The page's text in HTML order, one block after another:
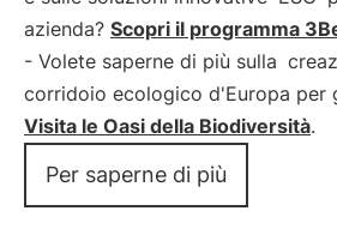
azienda? Scopri il programma
- Volete saperne di più sulla
corridoio ecologico d'Europa per
Visita le Oasi della Biodiversità.
Per saperne di più